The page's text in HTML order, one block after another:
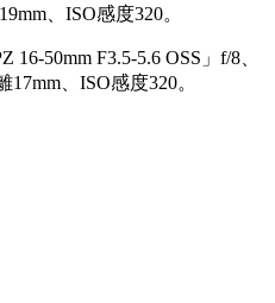
、ISO感度320。
50mm F3.5-5.6 OSS」f/8、
、ISO感度320。